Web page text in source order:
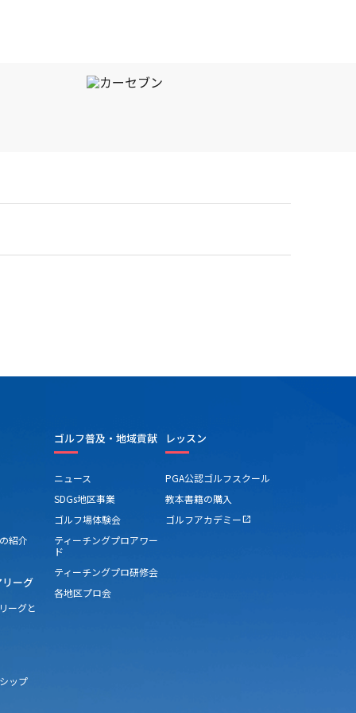
紹介
リーグ
ーグと
ップ
ゴルフ普及・地域貢献
ニュース
SDGs地区事業
ゴルフ場体験会
ティーチングプロアワー
ド
ティーチングプロ研修会
各地区プロ会
レッスン
PGA公認ゴルフスクール
教本書籍の購入
ゴルフアカデミー open_in_new